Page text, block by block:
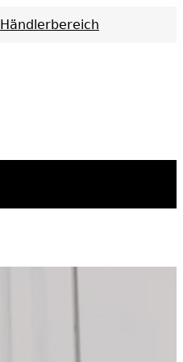
Händlerbereich